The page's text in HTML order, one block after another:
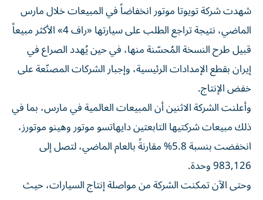
شهدت شركة تويوتا موتور انخفاضاً في المبيعات خلال مارس
الماضي، نتيجة تراجع الطلب على سيارتها «راف 4» الأكثر مبيعاً
قبيل طرح النسخة المُحسّنة منها، في حين يُهدد الصراع في
إيران بقطع الإمدادات الرئيسية، وإجبار الشركات المصنّعة على
خفض الإنتاج.
وأعلنت الشركة الاثنين أن المبيعات العالمية في مارس، بما في
ذلك مبيعات شركتيها التابعتين دايهاتسو موتور وهينو موتورز،
انخفضت بنسبة 5.8% مقارنةً بالعام الماضي، لتصل إلى
983,126 وحدة.
وحتى الآن تمكنت الشركة من مواصلة إنتاج السيارات، حيث